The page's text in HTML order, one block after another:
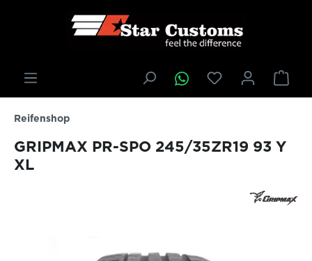
springen
Reifenshop
GRIPMAX PR-SPO 245/35ZR19 93 Y
XL